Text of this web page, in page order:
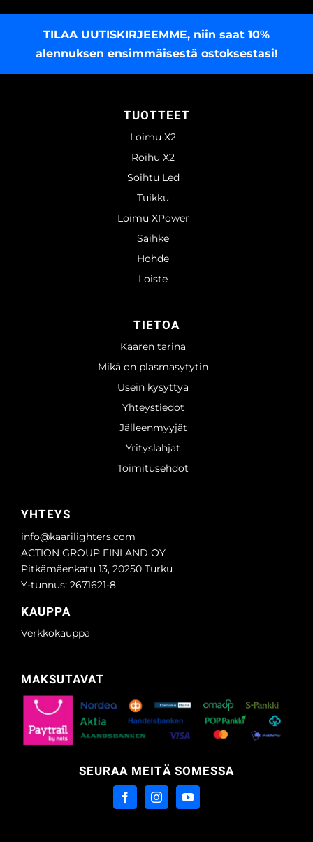
TILAA UUTISKIRJEEMME, niin saat 10%
alennuksen ensimmäisestä ostoksestasi!
TUOTTEET
Loimu X2
Roihu X2
Soihtu Led
Tuikku
Loimu XPower
Säihke
Hohde
Loiste
TIETOA
Kaaren tarina
Mikä on plasmasytytin
Usein kysyttyä
Yhteystiedot
Jälleenmyyjät
Yrityslahjat
Toimitusehdot
YHTEYS
info@kaarilighters.com
ACTION GROUP FINLAND OY
Pitkämäenkatu 13, 20250 Turku
Y-tunnus: 2671621-8
KAUPPA
Verkkokauppa
MAKSUTAVAT
SEURAA MEITÄ SOMESSA